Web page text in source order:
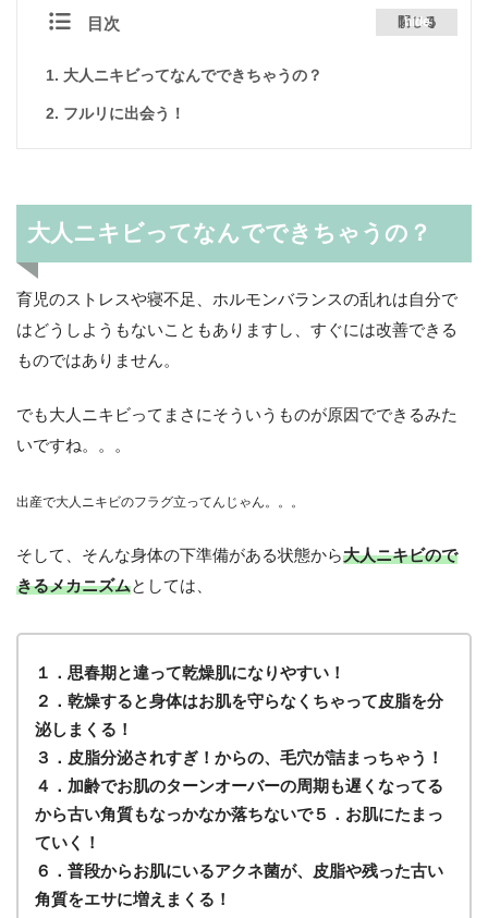
目次 閉じる
[hide]
大人ニキビってなんでできちゃうの？
フルリに出会う！
大人ニキビってなんでできちゃうの？
育児のストレスや寝不足、ホルモンバランスの乱れは自分で
はどうしようもないこともありますし、すぐには改善できる
ものではありません。
でも大人ニキビってまさにそういうものが原因でできるみた
いですね。。。
出産で大人ニキビのフラグ立ってんじゃん。。。
そして、そんな身体の下準備がある状態から大人ニキビので
きるメカニズムとしては、
１．思春期と違って乾燥肌になりやすい！
２．乾燥すると身体はお肌を守らなくちゃって皮脂を分
泌しまくる！
３．皮脂分泌されすぎ！からの、毛穴が詰まっちゃう！
４．加齢でお肌のターンオーバーの周期も遅くなってる
から古い角質もなっかなか落ちないで５．お肌にたまっ
ていく！
６．普段からお肌にいるアクネ菌が、皮脂や残った古い
角質をエサに増えまくる！